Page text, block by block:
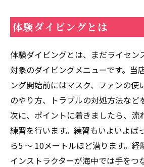
体験ダイビングとは
体験ダイビングとは、まだライセン
対象のダイビングメニューです。当
ング開始前にはマスク、ファンの使
のやり方、トラブルの対処方法など
次に、ポイントに着きましたら、流
練習を行います。練習もいよいよば
ら5 ～ 10メートルほど潜ります。
インストラクターが海中では手をつ